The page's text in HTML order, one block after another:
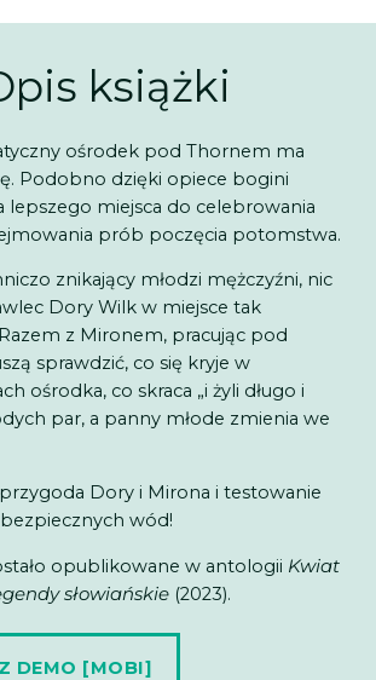
książki
ośrodek pod Thornem ma
Podobno dzięki opiece bogini
lepszego miejsca do celebrowania
prób poczęcia potomstwa.
znikający młodzi mężczyźni, nic
Dory Wilk w miejsce tak
z Mironem, pracując pod
sprawdzić, co się kryje w
ośrodka, co skraca „i żyli długo i
par, a panny młode zmienia we
Dory i Mirona i testowanie
wód!
opublikowane w antologii Kwiat
słowiańskie (2023).
DEMO [MOBI]